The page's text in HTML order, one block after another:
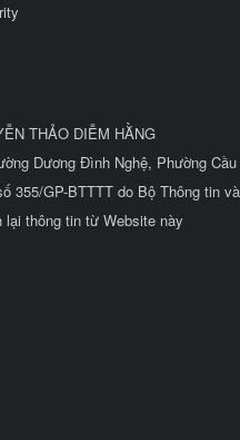
THẢO DIỄM HẰNG
Dương Đình Nghệ, Phường
355/GP-BTTTT do Bộ Thông tin
lại thông tin từ Website này